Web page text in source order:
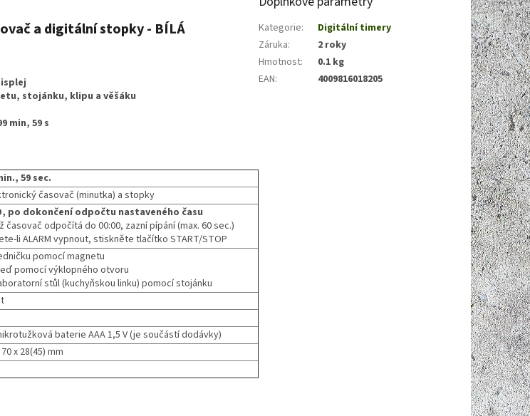
a digitální stopky - BÍLÁ
stojánku, klipu a věšáku
min, 59 s
59 sec.
časovač (minutka) a stopky
po dokončení odpočtu nastaveného času
časovač odpočítá do 00:00, zazní pípání (max. 60 sec.)
li ALARM vypnout, stiskněte tlačítko START/STOP
pomocí magnetu
pomocí výklopného otvoru
stůl (kuchyňskou linku) pomocí stojánku
baterie AAA 1,5 V (je součástí dodávky)
x 28(45) mm
Kategorie:
Digitální timery
Záruka:
2 roky
Hmotnost:
0.1 kg
EAN: 4009816018205